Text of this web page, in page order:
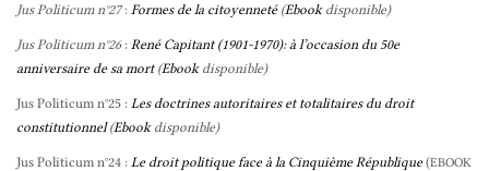
Jus Politicum n°27: Formes de la citoyenneté(Ebookdisponible)
Jus Politicum n°26: René Capitant (1901-1970): à l’occasion du 50e
anniversaire de sa mort(Ebookdisponible)
Jus Politicum n°25 : Les doctrines autoritaires et totalitaires du droit
constitutionnel(Ebookdisponible)
Jus Politicum n°24 : Le droit politique face à la Cinquième République (EBOOK